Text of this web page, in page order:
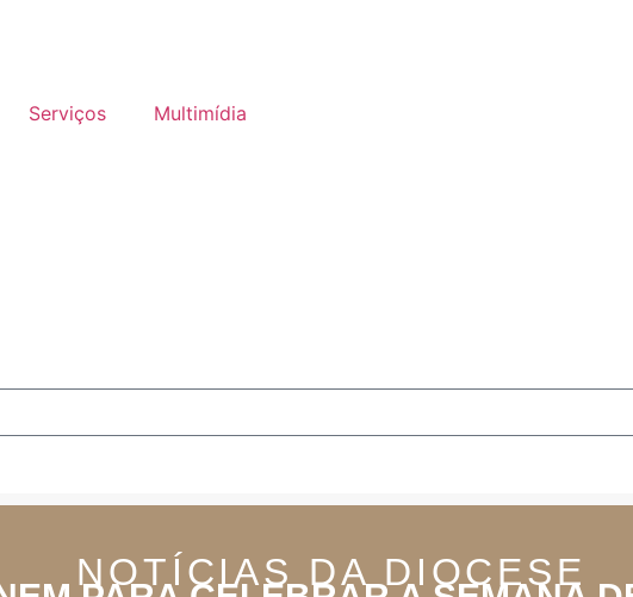
Serviços Multimídia
NOTÍCIAS DA DIOCESE